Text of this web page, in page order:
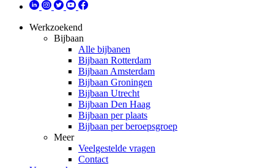
Werkzoekend
Bijbaan
Alle bijbanen
Bijbaan Rotterdam
Bijbaan Amsterdam
Bijbaan Groningen
Bijbaan Utrecht
Bijbaan Den Haag
Bijbaan per plaats
Bijbaan per beroepsgroep
Meer
Veelgestelde vragen
Contact